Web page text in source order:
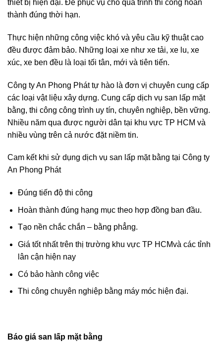
thiết bị hiện đại. Để phục vụ cho quá trình thi công hoàn
thành đúng thời hạn.
Thực hiện những công việc khó và yêu cầu kỹ thuật cao
đều được đảm bảo. Những loại xe như xe tải, xe lu, xe
xúc, xe ben đều là loại tối tân, mới và tiên tiến.
Công ty An Phong Phát tự hào là đơn vị chuyên cung cấp
các loại vật liệu xây dựng. Cung cấp dịch vụ san lấp mặt
bằng, thi công công trình uy tín, chuyên nghiệp, bền vững.
Nhiều năm qua được người dân tại khu vực TP HCM và
nhiều vùng trên cả nước đặt niềm tin.
Cam kết khi sử dụng dịch vụ san lấp mặt bằng tại Công ty
An Phong Phát
Đúng tiến độ thi công
Hoàn thành đúng hạng mục theo hợp đồng ban đầu.
Tạo nền chắc chắn – bằng phẳng.
Giá tốt nhất trên thị trường khu vực TP HCMvà các tỉnh
lân cận hiện nay
Có bảo hành công việc
Thi công chuyên nghiệp bằng máy móc hiện đại.
Báo giá san lấp mặt bằng